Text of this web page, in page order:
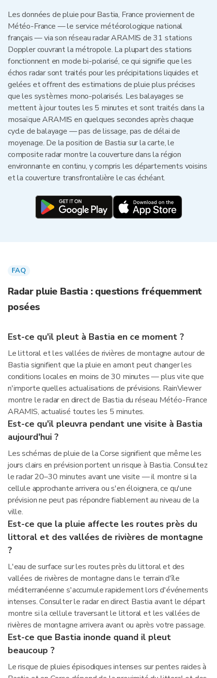
Les données de pluie pour Bastia, France proviennent de
Météo-France — le service météorologique national
français — via son réseau radar ARAMIS de 31 stations
Doppler couvrant la métropole. La plupart des stations
fonctionnent en mode bi-polarisé, ce qui signifie que les
échos radar sont traités pour les précipitations liquides et
gelées et offrent des estimations de pluie plus précises
que les systèmes mono-polarisés. Les balayages se
mettent à jour toutes les 5 minutes et sont traités dans la
mosaïque ARAMIS en quelques secondes après chaque
cycle de balayage — pas de lissage, pas de délai de
moyenage. De la position de Bastia sur la carte, le
composite radar montre la couverture dans la région
environnante en continu, y compris les départements voisins
et la couverture transfrontalière le cas échéant.
FAQ
Radar pluie Bastia : questions fréquemment
posées
Est-ce qu'il pleut à Bastia en ce moment ?
Le littoral et les vallées de rivières de montagne autour de
Bastia signifient que la pluie en amont peut changer les
conditions locales en moins de 30 minutes — plus vite que
n'importe quelles actualisations de prévisions. RainViewer
montre le radar en direct de Bastia du réseau Météo-France
ARAMIS, actualisé toutes les 5 minutes.
Est-ce qu'il pleuvra pendant une visite à Bastia
aujourd'hui ?
Les schémas de pluie de la Corse signifient que même les
jours clairs en prévision portent un risque à Bastia. Consultez
le radar 20–30 minutes avant une visite — il montre si la
cellule approchante arrivera ou s'en éloignera, ce qu'une
prévision ne peut pas répondre fiablement au niveau de la
ville.
Est-ce que la pluie affecte les routes près du
littoral et des vallées de rivières de montagne
?
L'eau de surface sur les routes près du littoral et des
vallées de rivières de montagne dans le terrain d'île
méditerranéenne s'accumule rapidement lors d'événements
intenses. Consulter le radar en direct Bastia avant le départ
montre si la cellule traversant le littoral et les vallées de
rivières de montagne arrivera avant ou après votre passage.
Est-ce que Bastia inonde quand il pleut
beaucoup ?
Le risque de pluies épisodiques intenses sur pentes raides à